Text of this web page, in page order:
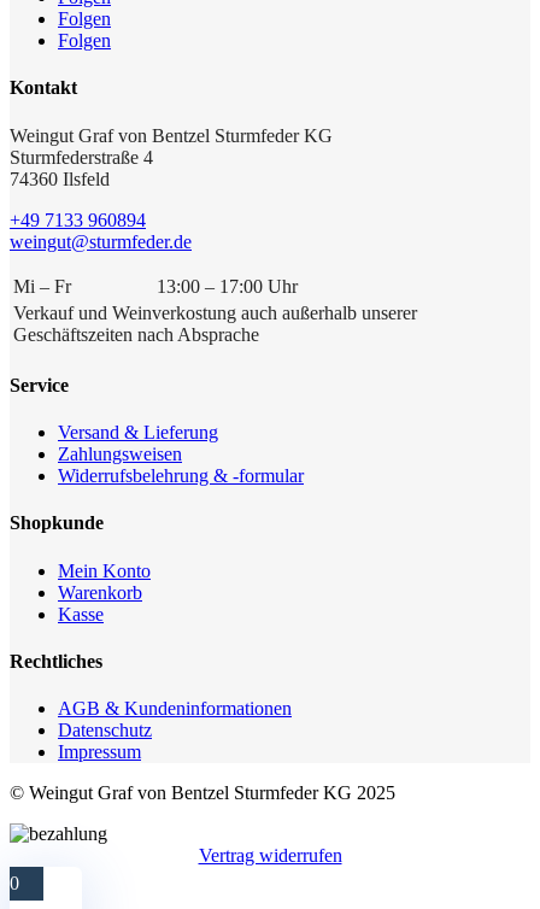
Folgen
Folgen
Kontakt
Weingut Graf von Bentzel Sturmfeder KG
Sturmfederstraße 4
74360 Ilsfeld
+49 7133 960894
weingut@sturmfeder.de
Mi – Fr
13:00 – 17:00 Uhr
Verkauf und Weinverkostung auch außerhalb unserer
Geschäftszeiten nach Absprache
Service
Versand & Lieferung
Zahlungsweisen
Widerrufsbelehrung & -formular
Shopkunde
Mein Konto
Warenkorb
Kasse
Rechtliches
AGB & Kundeninformationen
Datenschutz
Impressum
© Weingut Graf von Bentzel Sturmfeder KG 2025
Vertrag widerrufen
0